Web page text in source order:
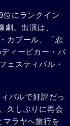
位にランクイン
劇。出演は、
カプール、「恋
ィービカー・バ
ェスティバル・
バルで好評だっ
久しぶりに再会
マラヤへ旅行を